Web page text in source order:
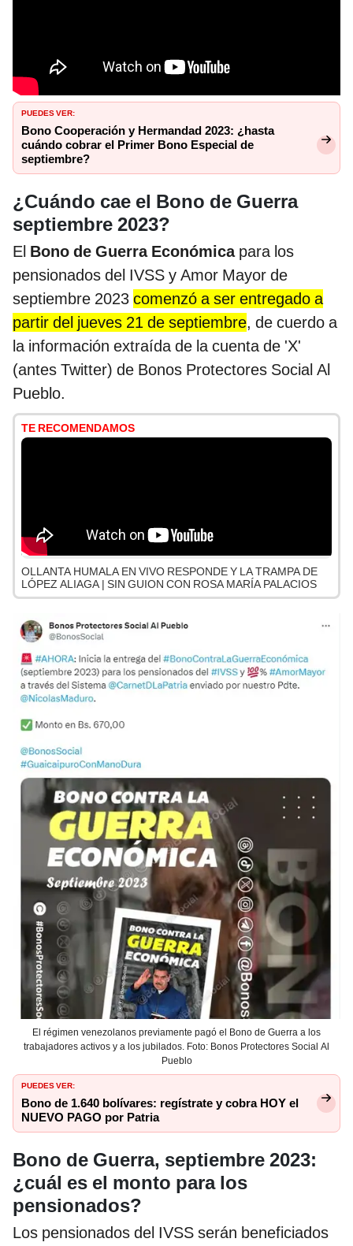
PUEDES VER:
Bono Cooperación y Hermandad 2023: ¿hasta
cuándo cobrar el Primer Bono Especial de
septiembre?
¿Cuándo cae el Bono de Guerra
septiembre 2023?
El Bono de Guerra Económicapara los
pensionados del IVSS y Amor Mayor de
septiembre 2023 comenzó a ser entregado a
partir del jueves 21 de septiembre, de cuerdo a
la información extraída de la cuenta de 'X'
(antes Twitter) de Bonos Protectores Social Al
Pueblo.
TE RECOMENDAMOS
OLLANTA HUMALA EN VIVO RESPONDE Y LA TRAMPA DE
LÓPEZ ALIAGA | SIN GUION CON ROSA MARÍA PALACIOS
El régimen venezolanos previamente pagó el Bono de Guerra a los
trabajadores activos y a los jubilados. Foto: Bonos Protectores Social Al
Pueblo
PUEDES VER:
Bono de 1.640 bolívares: regístrate y cobra HOY el
NUEVO PAGO por Patria
Bono de Guerra, septiembre 2023:
¿cuál es el monto para los
pensionados?
Los pensionados del IVSS serán beneficiados